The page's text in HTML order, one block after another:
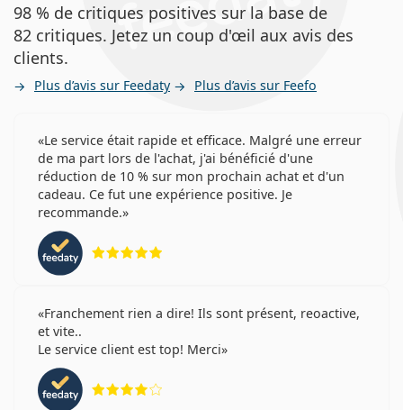
98 % de critiques positives sur la base de
82 critiques. Jetez un coup d'œil aux avis des
clients.
Plus d’avis sur Feedaty Plus d’avis sur Feefo
Le service était rapide et efficace. Malgré une erreur
de ma part lors de l'achat, j'ai bénéficié d'une
réduction de 10 % sur mon prochain achat et d'un
cadeau. Ce fut une expérience positive. Je
recommande.
Franchement rien a dire! Ils sont présent, reoactive,
et vite..
Le service client est top! Merci